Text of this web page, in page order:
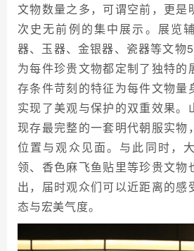
文物数量之多，可谓空前，更是
次史无前例的集中展示。展览
器、玉器、金银器、瓷器等文物
为每件珍贵文物都定制了独特的
存条件苛刻的特征为每件文物量
实现了美观与保护的双重效果。
现存最完整的一套明代朝服实物
位置与观众见面。与此同时，
领、香色麻飞鱼贴里等珍贵文物
出，届时观众们可以近距离的感
态与宏美气度。